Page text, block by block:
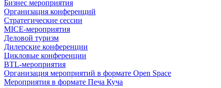
Бизнес мероприятия
Организация конференций
Стратегические сессии
MICE-мероприятия
Деловой туризм
Дилерские конференции
Цикловые конференции
BTL-мероприятия
Организация мероприятий в формате Open Space
Мероприятия в формате Печа Куча